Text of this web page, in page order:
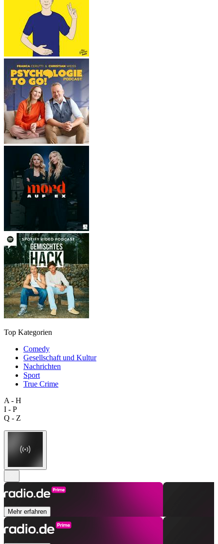
Top Kategorien
Comedy
Gesellschaft und Kultur
Nachrichten
Sport
True Crime
A - H
I - P
Q - Z
Mehr erfahren